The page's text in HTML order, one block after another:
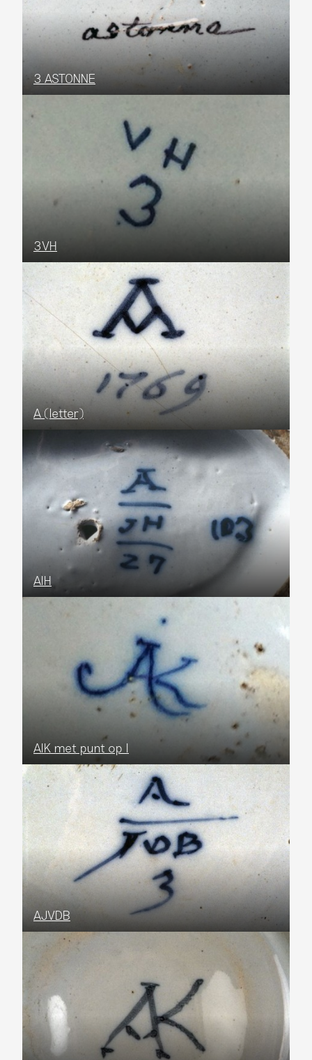
3 ASTONNE
3VH
A (letter)
AIH
AIK met punt op I
AJVDB